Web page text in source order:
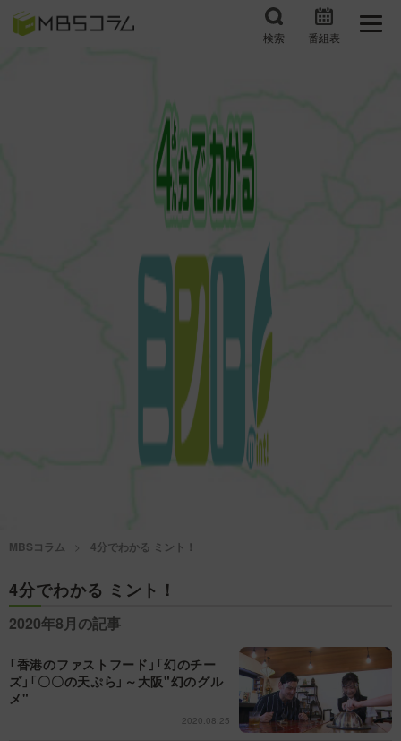
検索 番組表
3分で読める！『ザ・リー
もう一度楽しむプレバト
サタプラ ～気になる情
所さんお届けモノです！
の気になるトコロ
月曜の蛙、大海を知る。
マニアックでメカニカル
何が起こるかホンマにわ
からん！？「ごぶごぶ」の
トリセツ
レストランだけじゃない
「水野真紀の魔法のレスト
池上彰のニュース解説が
MBSラグビーダイアリー
MBSコラム 4分でわかる ミント！
4分でわかる ミント！
2020年8月の記事
「香港のファストフード」「幻のチー
ズ」「〇〇の天ぷら」～大阪"幻のグル
メ"
2020.08.25